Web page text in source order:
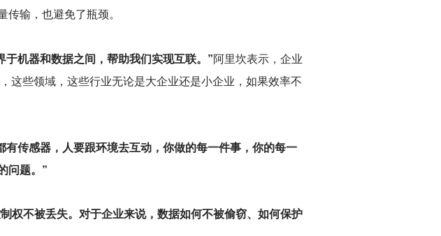
输，也避免了瓶颈。
机器和数据之间，帮助我们实现互联。”阿里坎表示，企业
这些领域，这些行业无论是大企业还是小企业，如果效率不
传感器，人要跟环境去互动，你做的每一件事，你的每一
问题。”
权不被丢失。对于企业来说，数据如何不被偷窃、如何保护